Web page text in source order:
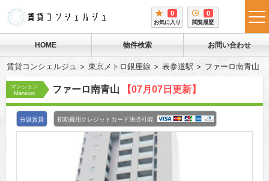
0
お気に入り
0
閲覧履歴
HOME 物件検索 お問い合わせ
賃貸コンシェルジュ 東京メトロ銀座線 表参道駅 ファーロ南青山
マンション
Mansion
ファーロ南青山 【07月07日更新】
分譲賃貸 初期費用クレジットカード決済可能